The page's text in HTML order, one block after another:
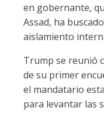
en gobernante,
Assad, ha
aislamiento
Trump se reunió
de su primer
el mandatario
para levantar las